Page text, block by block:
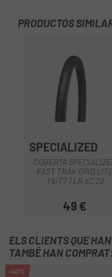
PRODUCTOS
SPECIALIZED
COBERTA
FAST TRAK GRID
T5/T7 TLR XC 29
Preu
49 €
ELS CLIENTS QUE
TAMBÉ HAN COMPRAT:
-40%